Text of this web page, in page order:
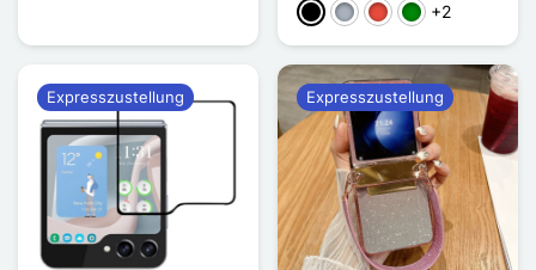
Schwarz
GrauRot Grün+2
Expresszustellung Expresszustellung